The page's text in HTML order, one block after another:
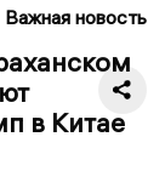
Важная новость
в Китае